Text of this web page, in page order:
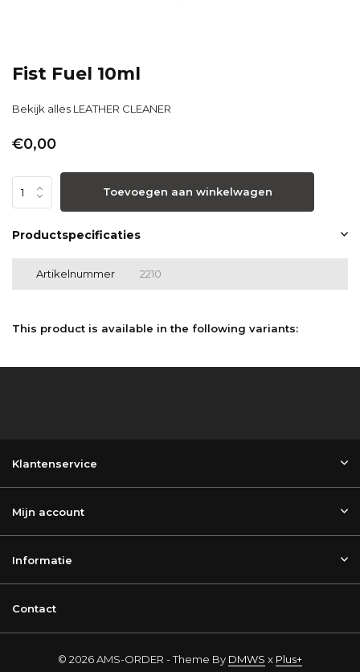
Fist Fuel 10ml
Bekijk alles LEATHER CLEANER
€0,00
Toevoegen aan winkelwagen
Productspecificaties
Artikelnummer 2210
This product is available in the following variants:
Klantenservice
Mijn account
Informatie
Contact
© 2026 AMS-ORDER - Theme By DMWS x Plus+